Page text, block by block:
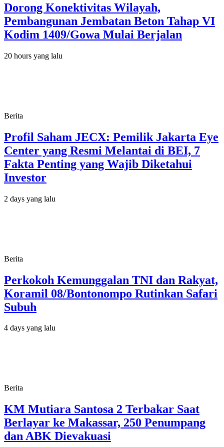
Dorong Konektivitas Wilayah,
Pembangunan Jembatan Beton Tahap VI
Kodim 1409/Gowa Mulai Berjalan
20 hours yang lalu
Berita
Profil Saham JECX: Pemilik Jakarta Eye
Center yang Resmi Melantai di BEI, 7
Fakta Penting yang Wajib Diketahui
Investor
2 days yang lalu
Berita
Perkokoh Kemunggalan TNI dan Rakyat,
Koramil 08/Bontonompo Rutinkan Safari
Subuh
4 days yang lalu
Berita
KM Mutiara Santosa 2 Terbakar Saat
Berlayar ke Makassar, 250 Penumpang
dan ABK Dievakuasi